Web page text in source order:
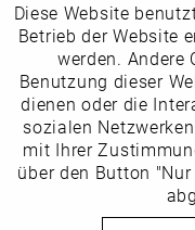
Folgen
Newsletter
Funktionale
Marketing
Tracking
Diese Website
Betrieb der Website
werden. Andere
Benutzung dieser
dienen oder die
sozialen
mit Ihrer
über den Button